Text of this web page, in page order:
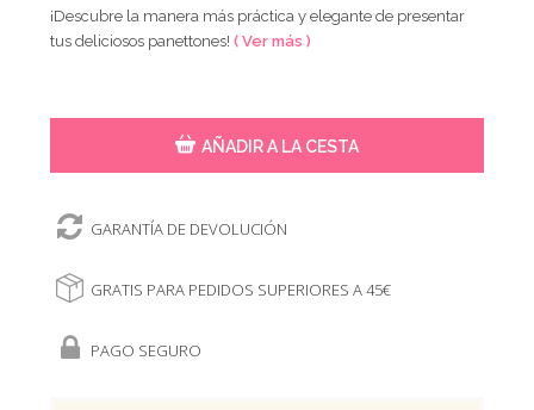
¡Descubre la manera más práctica y elegante de presentar
tus deliciosos panettones!( Ver más )
AÑADIR A LA CESTA
GARANTÍA DE DEVOLUCIÓN
GRATIS PARA PEDIDOS SUPERIORES A 45€
PAGO SEGURO